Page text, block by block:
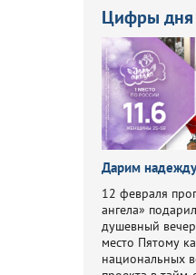
Цифры дня
Дарим
12 февраля
ангела»
душевный
место Пятому
национальных